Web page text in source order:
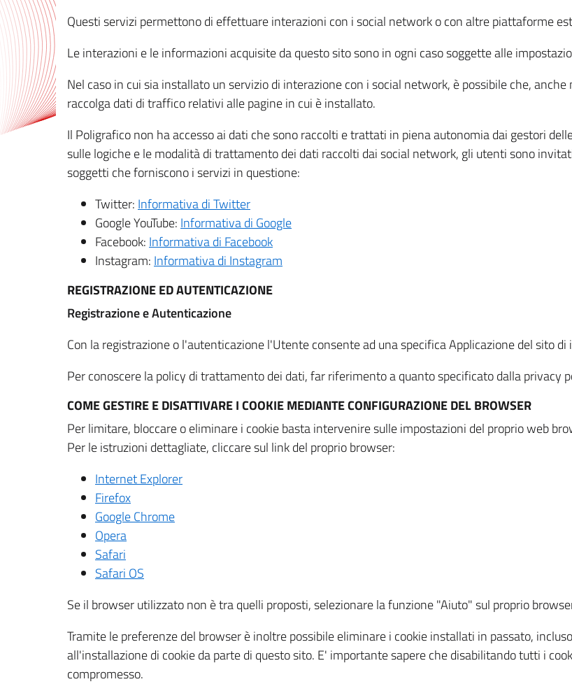
Questi servizi permettono di effettuare interazioni con i social network o con altre piattaforme
Le interazioni e le informazioni acquisite da questo sito sono in ogni caso soggette alle
Nel caso in cui sia installato un servizio di interazione con i social network, è possibile che,
raccolga dati di traffico relativi alle pagine in cui è installato.
Il Poligrafico non ha accesso ai dati che sono raccolti e trattati in piena autonomia dai gestori
sulle logiche e le modalità di trattamento dei dati raccolti dai social network, gli utenti sono
soggetti che forniscono i servizi in questione:
Twitter: Informativa di Twitter
Google YouTube: Informativa di Google
Facebook: Informativa di Facebook
Instagram: Informativa di Instagram
REGISTRAZIONE ED AUTENTICAZIONE
Registrazione e Autenticazione
Con la registrazione o l'autenticazione l'Utente consente ad una specifica Applicazione del sito
Per conoscere la policy di trattamento dei dati, far riferimento a quanto specificato dalla privacy
COME GESTIRE E DISATTIVARE I COOKIE MEDIANTE CONFIGURAZIONE DEL BROWSER
Per limitare, bloccare o eliminare i cookie basta intervenire sulle impostazioni del proprio web
Per le istruzioni dettagliate, cliccare sul link del proprio browser:
Internet Explorer
Firefox
Google Chrome
Opera
Safari
Safari OS
Se il browser utilizzato non è tra quelli proposti, selezionare la funzione "Aiuto" sul proprio
Tramite le preferenze del browser è inoltre possibile eliminare i cookie installati in passato,
all'installazione di cookie da parte di questo sito. E' importante sapere che disabilitando tutti i
compromesso.